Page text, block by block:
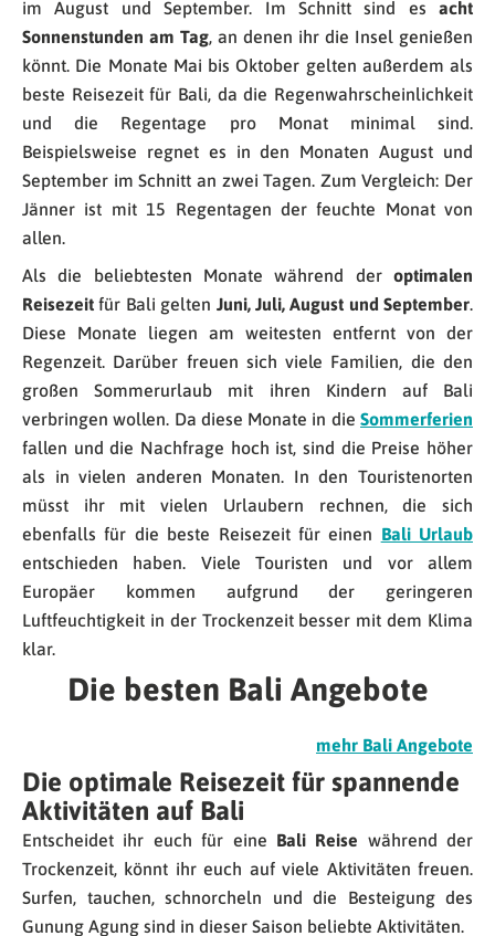
im August und September. Im Schnitt sind es acht
Sonnenstunden am Tag , an denen ihr die Insel genießen
könnt. Die Monate Mai bis Oktober gelten außerdem als
beste Reisezeit für Bali, da die Regenwahrscheinlichkeit
und die Regentage pro Monat minimal sind.
Beispielsweise regnet es in den Monaten August und
September im Schnitt an zwei Tagen. Zum Vergleich: Der
Jänner ist mit 15 Regentagen der feuchte Monat von
allen.
Als die beliebtesten Monate während der optimalen
Reisezeit für Bali gelten Juni, Juli, August und September
Diese Monate liegen am weitesten entfernt von der
Regenzeit. Darüber freuen sich viele Familien, die den
großen Sommerurlaub mit ihren Kindern auf Bali
verbringen wollen. Da diese Monate in die Sommerferien
fallen und die Nachfrage hoch ist, sind die Preise höher
als in vielen anderen Monaten. In den Touristenorten
müsst ihr mit vielen Urlaubern rechnen, die sich
ebenfalls für die beste Reisezeit für einen Bali Urlaub
entschieden haben. Viele Touristen und vor allem
Europäer kommen aufgrund der geringeren
Luftfeuchtigkeit in der Trockenzeit besser mit dem Klima
klar.
Die besten Bali Angebote
mehr Bali Angebote
Die optimale Reisezeit für spannende
Aktivitäten auf Bali
Entscheidet ihr euch für eine Bali Reise während der
Trockenzeit, könnt ihr euch auf viele Aktivitäten freuen.
Surfen, tauchen, schnorcheln und die Besteigung des
Gunung Agung sind in dieser Saison beliebte Aktivitäten.